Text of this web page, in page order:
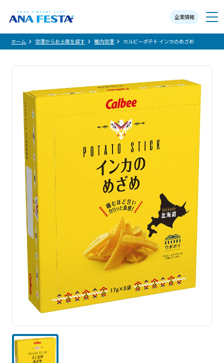
企業情報
メニュー
ホーム 空港からお土産を探す 稚内空港 カルビーポテト インカのめざめ